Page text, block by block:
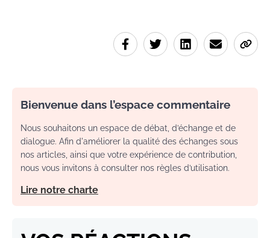
Bienvenue dans l’espace commentaire
Nous souhaitons un espace de débat, d’échange et de
dialogue. Afin d'améliorer la qualité des échanges sous
nos articles, ainsi que votre expérience de contribution,
nous vous invitons à consulter nos règles d’utilisation.
Lire notre charte